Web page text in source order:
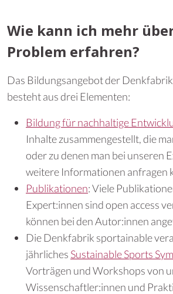
Wie kann ich mehr
Problem erfahren?
Das Bildungsangebot der
besteht aus drei Elementen:
Bildung für nachhaltige
Inhalte zusammengestellt, die
oder zu denen man bei unseren
weitere Informationen anfragen
Publikationen: Viele
Expert:innen sind open access
können bei den Autor:innen
Die Denkfabrik sportainable
jährliches Sustainable Sports
Vorträgen und Workshops von
Wissenschaftler:innen und